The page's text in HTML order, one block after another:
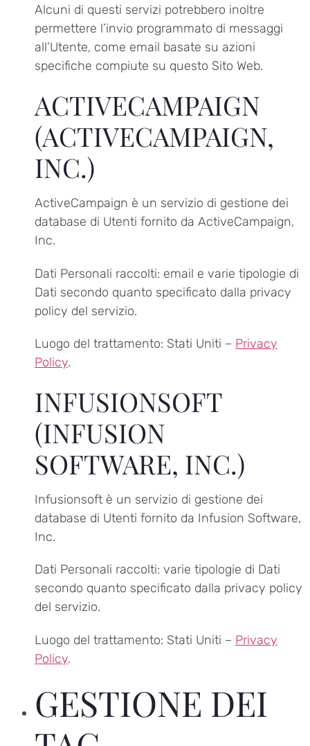
Alcuni di questi servizi potrebbero inoltre
permettere l’invio programmato di messaggi
all’Utente, come email basate su azioni
specifiche compiute su questo Sito Web.
ACTIVECAMPAIGN
(ACTIVECAMPAIGN,
INC.)
ActiveCampaign è un servizio di gestione dei
database di Utenti fornito da ActiveCampaign,
Inc.
Dati Personali raccolti: email e varie tipologie di
Dati secondo quanto specificato dalla privacy
policy del servizio.
Luogo del trattamento: Stati Uniti – Privacy
Policy.
INFUSIONSOFT
(INFUSION
SOFTWARE, INC.)
Infusionsoft è un servizio di gestione dei
database di Utenti fornito da Infusion Software,
Inc.
Dati Personali raccolti: varie tipologie di Dati
secondo quanto specificato dalla privacy policy
del servizio.
Luogo del trattamento: Stati Uniti – Privacy
Policy.
GESTIONE DEI